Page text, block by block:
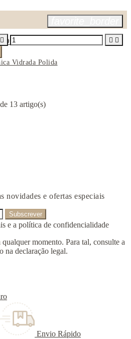
Vidrada Polida
  
13 artigo(s)
novidades e ofertas especiais
e a política de confidencialidade
momento. Para tal, consulte a
na declaração legal.
Envio Rápido